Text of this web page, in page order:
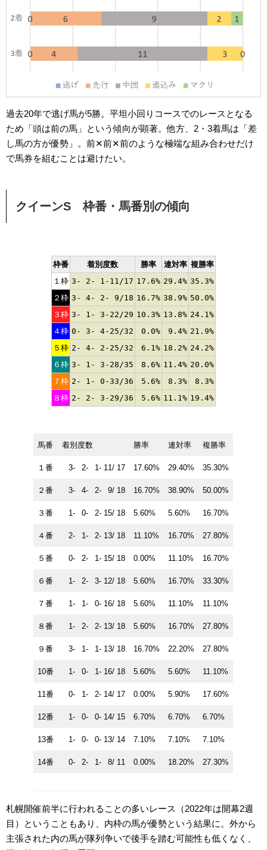
過去20年で逃げ馬が5勝。平坦小回りコースでのレースとなる
ため「頭は前の馬」という傾向が顕著。他方、2・3着馬は「差
し馬の方が優勢」。前✕前✕前のような極端な組み合わせだけ
で馬券を組むことは避けたい。
クイーンS 枠番・馬番別の傾向
枠番 着別度数 勝率 連対率 複勝率
１枠 3- 2- 1-11/17 17.6% 29.4% 35.3%
２枠 3- 4- 2- 9/18 16.7% 38.9% 50.0%
３枠 3- 1- 3-22/29 10.3% 13.8% 24.1%
４枠 0- 3- 4-25/32 0.0% 9.4% 21.9%
５枠 2- 4- 2-25/32 6.1% 18.2% 24.2%
６枠 3- 1- 3-28/35 8.6% 11.4% 20.0%
７枠 2- 1- 0-33/36 5.6% 8.3%
8.3%
８枠 2- 2- 3-29/36 5.6% 11.1% 19.4%
馬番 着別度数 勝率 連対率 複勝率
１番 3- 2- 1- 11/ 17 17.60% 29.40% 35.30%
２番 3- 4- 2- 9/ 18 16.70% 38.90% 50.00%
３番 1- 0- 2- 15/ 18 5.60% 5.60% 16.70%
４番 2- 1- 2- 13/ 18 11.10% 16.70% 27.80%
５番 0- 2- 1- 15/ 18 0.00% 11.10% 16.70%
６番 1- 2- 3- 12/ 18 5.60% 16.70% 33.30%
７番 1- 1- 0- 16/ 18 5.60% 11.10% 11.10%
８番 1- 2- 2- 13/ 18 5.60% 16.70% 27.80%
９番 3- 1- 1- 13/ 18 16.70% 22.20% 27.80%
10番 1- 0- 1- 16/ 18 5.60% 5.60% 11.10%
11番 0- 1- 2- 14/ 17 0.00% 5.90% 17.60%
12番 1- 0- 0- 14/ 15 6.70% 6.70% 6.70%
13番 1- 0- 0- 13/ 14 7.10% 7.10% 7.10%
14番 0- 2- 1- 8/ 11 0.00% 18.20% 27.30%
札幌開催前半に行われることの多いレース（2022年は開幕2週
目）ということもあり、内枠の馬が優勢という結果に。外から
主張された内の馬が隊列争いで後手を踏む可能性も低くなく、